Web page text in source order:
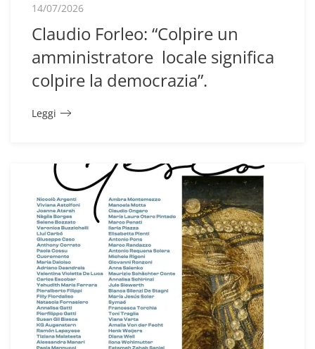
14/07/2026
Claudio Forleo: “Colpire un
amministratore locale significa
colpire la democrazia”.
Leggi